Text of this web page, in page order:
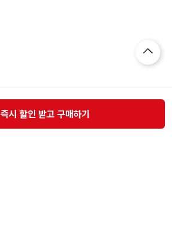
즉시 할인 받고 구매하기